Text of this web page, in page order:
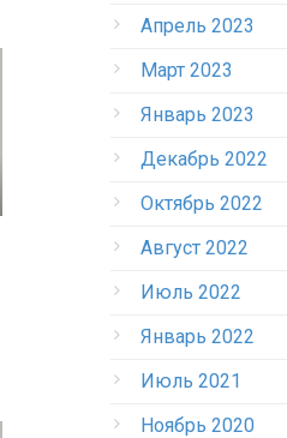
Апрель 2023
Март 2023
Январь 2023
Декабрь 2022
Октябрь 2022
Август 2022
Июль 2022
Январь 2022
Июль 2021
Ноябрь 2020